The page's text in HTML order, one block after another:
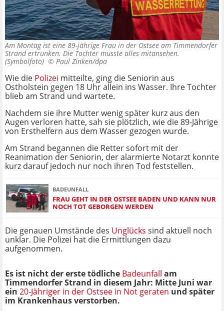
Am Montag ist eine 89-jährige Frau in der Ostsee am Timmendorfer
Strand ertrunken. Die Tochter musste alles mitansehen.
(Symbolfoto) © Paul Zinken/dpa
Wie die Polizei mitteilte, ging die Seniorin aus
Ostholstein gegen 18 Uhr allein ins Wasser. Ihre Tochter
blieb am Strand und wartete.
Nachdem sie ihre Mutter wenig später kurz aus den
Augen verloren hatte, sah sie plötzlich, wie die 89-Jährige
von Ersthelfern aus dem Wasser gezogen wurde.
Am Strand begannen die Retter sofort mit der
Reanimation der Seniorin, der alarmierte Notarzt konnte
kurz darauf jedoch nur noch ihren Tod feststellen.
BADEUNFALL
FRAU GEHT IN DER OSTSEE BADEN UND KANN NUR
NOCH TOT GEBORGEN WERDEN
Die genauen Umstände des Unglücks sind aktuell noch
unklar. Die Polizei hat die Ermittlungen dazu
aufgenommen.
Es ist nicht der erste tödliche Badeunfall am
Timmendorfer Strand in diesem Jahr: Mitte Juni war
ein 20-Jähriger in der Ostsee in Not geraten und später
im Krankenhaus verstorben.